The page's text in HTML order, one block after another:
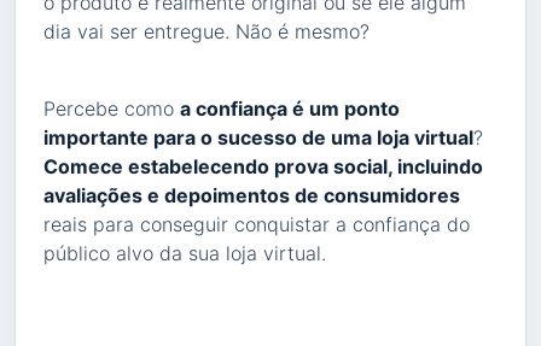
dia vai ser entregue. Não é mesmo?
Percebe como a confiança é um ponto
importante para o sucesso de uma loja virtual?
Comece estabelecendo prova social, incluindo
avaliações e depoimentos de consumidores
reais para conseguir conquistar a confiança do
público alvo da sua loja virtual.